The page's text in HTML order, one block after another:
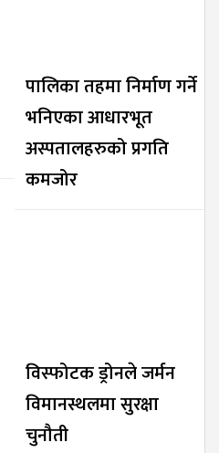
पालिका तहमा निर्माण गर्ने
भनिएका आधारभूत
अस्पतालहरुको प्रगति
कमजोर
विस्फोटक ड्रोनले जर्मन
विमानस्थलमा सुरक्षा
चुनौती